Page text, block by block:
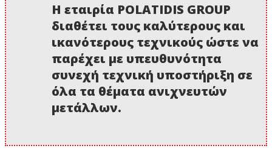
Η εταιρία POLATIDIS GROUP
διαθέτει τους καλύτερους και
ικανότερους τεχνικούς ώστε να
παρέχει με υπευθυνότητα
συνεχή τεχνική υποστήριξη σε
όλα τα θέματα ανιχνευτών
μετάλλων.